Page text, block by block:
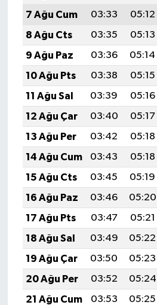
7 Ağu Cum
03:33 05:12
8 Ağu Cts
03:35 05:13
9 Ağu Paz
03:36 05:14
10 Ağu Pts
03:38 05:15
11 Ağu Sal
03:39 05:16
12 Ağu Çar
03:40 05:17
13 Ağu Per
03:42 05:18
14 Ağu Cum
03:43 05:18
15 Ağu Cts
03:45 05:19
16 Ağu Paz
03:46 05:20
17 Ağu Pts
03:47 05:21
18 Ağu Sal
03:49 05:22
19 Ağu Çar
03:50 05:23
20 Ağu Per
03:52 05:24
21 Ağu Cum
03:53 05:25